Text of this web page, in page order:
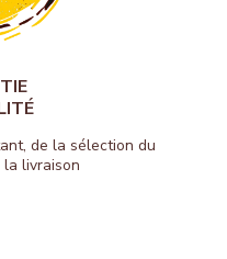
de la sélection du
la livraison